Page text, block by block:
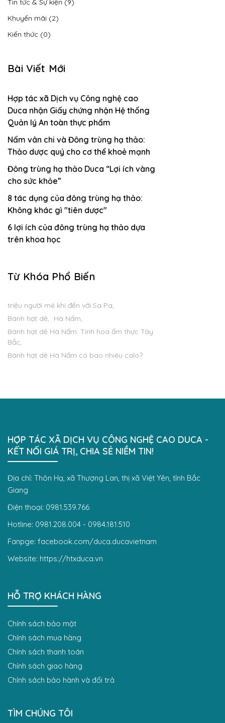
Tin tức & Sự kiện (9)
Khuyến mãi (2)
Kiến thức (0)
Bài Viết Mới
Hợp tác xã Dịch vụ Công nghệ cao
Duca nhận Giấy chứng nhận Hệ thống
Quản lý An toàn thực phẩm
Nấm vân chi và Đông trùng hạ thảo:
Thảo dược quý cho cơ thể khoẻ mạnh
Đông trùng hạ thảo Duca “Lợi ích vàng
cho sức khỏe”
8 tác dụng của đông trùng hạ thảo:
Không khác gì "tiên dược"
6 lợi ích của đông trùng hạ thảo dựa
trên khoa học
Từ Khóa Phổ Biến
triệu người mê khi đến với Sa Pa
Bánh hạt dẻ
Hà Nấm
Bánh hạt dẻ Hà Nấm: Tinh hoa ẩm thực Tây
Bắc
Bánh hạt dẻ Hà Nấm có bao nhiêu calo?
HỢP TÁC XÃ DỊCH VỤ CÔNG NGHỆ CAO DUCA -
KẾT NỐI GIÁ TRỊ, CHIA SẺ NIỀM TIN!
Địa chỉ: Thôn Hạ, xã Thượng Lan, thị xã Việt Yên, tỉnh Bắc
Giang
Điện thoại: 0981.539.766
Hotline: 0981.208.004 - 0984.181.510
Fanpge: facebook.com/duca.ducavietnam
Website: https://htxduca.vn
HỖ TRỢ KHÁCH HÀNG
Chính sách bảo mật
Chính sách mua hàng
Chính sách thanh toán
Chính sách giao hàng
Chính sách bảo hành và đổi trả
TÌM CHÚNG TÔI